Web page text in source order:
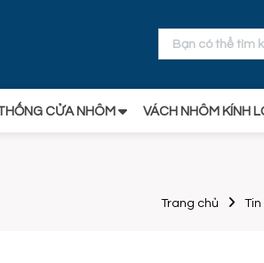
CỬA NHÔM VÁCH NHÔM KÍNH
Trang chủ Tin